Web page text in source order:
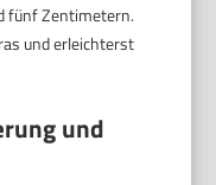
fünf Zentimetern.
und erleichterst
und